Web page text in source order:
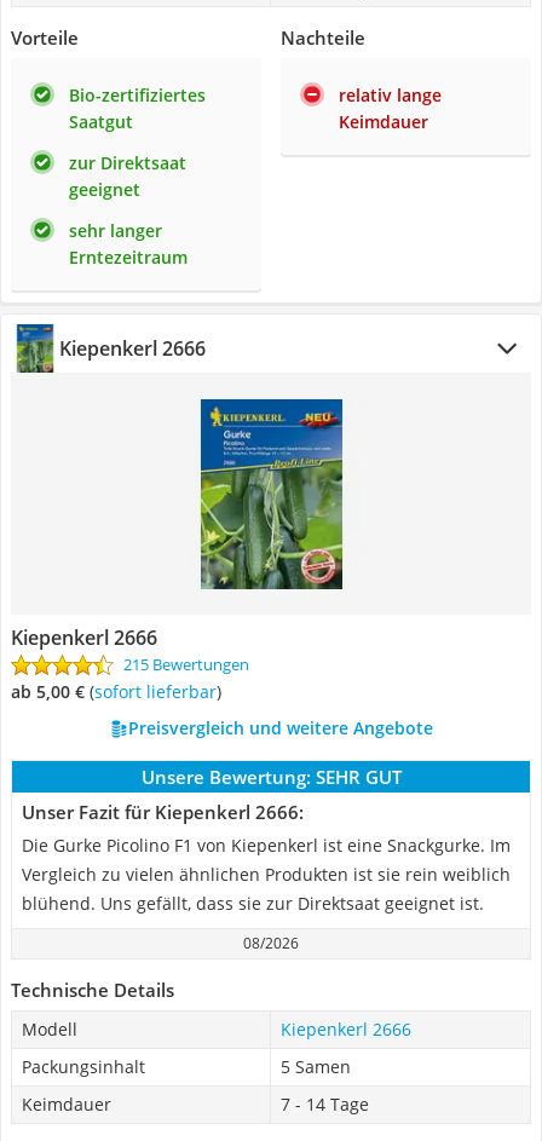
Vorteile
Bio-zertifiziertes
Saatgut
zur Direktsaat
geeignet
sehr langer
Erntezeitraum
Nachteile
relativ lange
Keimdauer
Kiepenkerl 2666
Kiepenkerl 2666
215 Bewertungen
ab 5,00 € ( Sofort lieferbar)
Preisvergleich und weitere Angebote
Unsere Bewertung: SEHR GUT
Unser Fazit für Kiepenkerl 2666:
Die Gurke Picolino F1 von Kiepenkerl ist eine Snackgurke. Im
Vergleich zu vielen ähnlichen Produkten ist sie rein weiblich
blühend. Uns gefällt, dass sie zur Direktsaat geeignet ist.
08/2026
Technische Details
Modell
Kiepenkerl 2666
Packungsinhalt
5 Samen
Keimdauer
7 - 14 Tage